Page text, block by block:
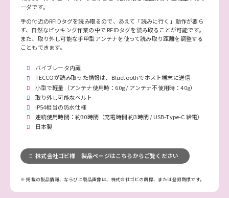
ーダです。
手の付近のRFIDタグを読み取るので、あえて「読みに行く」動作が要ら
ず、自然なピッキング作業の中で RFIDタグを読み取ることが可能です。
また、取り外し可能な手甲型アンテナを使って読み取り距離を調整する
こともできます。
バイブレータ内蔵
TECCOが読み取った情報は、Bluetoothでホスト端末に送信
小型で軽量（アンテナ使用時：60g / アンテナ不使用時：40g）
取り外し可能なベルト
IP54相当の防水仕様
連続使用時間：約30時間（充電時間 約3時間 / USB-Type-C 給電）
日本製
株式会社ゴビ様 製品ページはこちらからご覧ください
※ 掲載の製品情報、ならびに製品画像は、株式会社ゴビの商標、または登録商標です。